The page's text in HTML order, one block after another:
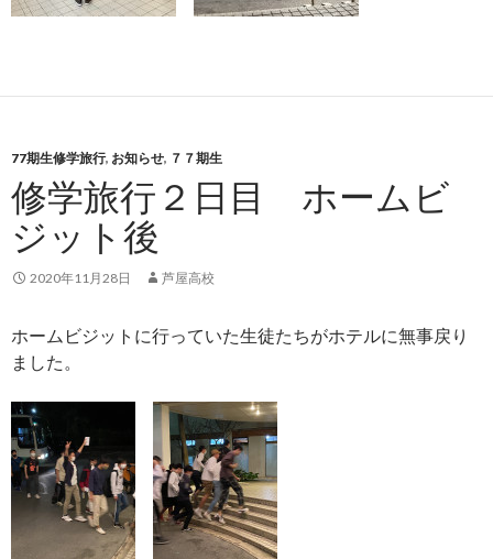
77期生修学旅行, お知らせ, ７７期生
修学旅行２日目 ホームビ
ジット後
2020年11月28日 芦屋高校
ホームビジットに行っていた生徒たちがホテルに無事戻り
ました。